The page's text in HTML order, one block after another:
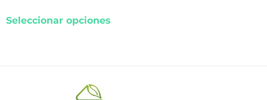
Seleccionar opciones